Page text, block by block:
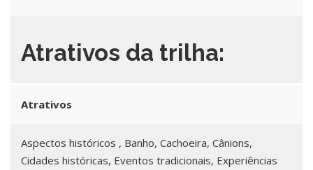
Atrativos da trilha:
Atrativos
Aspectos históricos , Banho, Cachoeira, Cânions,
Cidades históricas, Eventos tradicionais, Experiências